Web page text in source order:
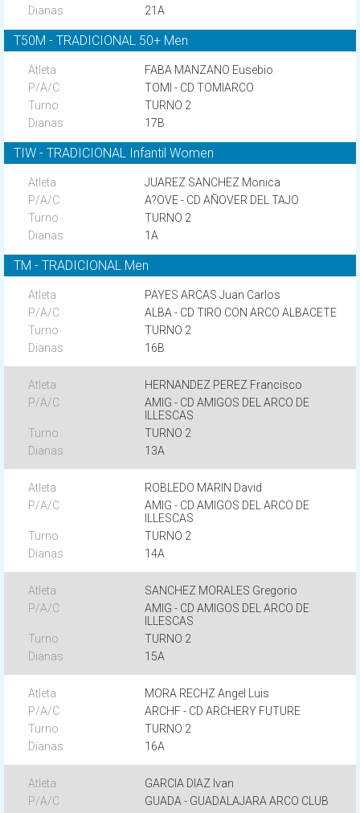
21A
T50M - TRADICIONAL 50+ Men
FABA MANZANO Eusebio
TOMI - CD TOMIARCO
TURNO 2
17B
TIW - TRADICIONAL Infantil Women
JUAREZ SANCHEZ Monica
A?OVE - CD AÑOVER DEL TAJO
TURNO 2
1A
TM - TRADICIONAL Men
PAYES ARCAS Juan Carlos
ALBA - CD TIRO CON ARCO ALBACETE
TURNO 2
16B
HERNANDEZ PEREZ Francisco
AMIG - CD AMIGOS DEL ARCO DE
ILLESCAS
TURNO 2
13A
ROBLEDO MARIN David
AMIG - CD AMIGOS DEL ARCO DE
ILLESCAS
TURNO 2
14A
SANCHEZ MORALES Gregorio
AMIG - CD AMIGOS DEL ARCO DE
ILLESCAS
TURNO 2
15A
MORA RECHZ Angel Luis
ARCHF - CD ARCHERY FUTURE
TURNO 2
16A
GARCIA DIAZ Ivan
GUADA - GUADALAJARA ARCO CLUB